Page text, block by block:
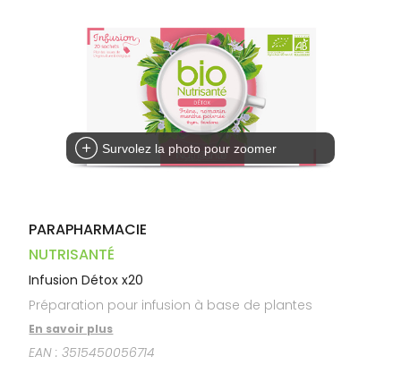
Corps
Homme
DE SANTÉ
Survolez la photo pour zoomer
PARAPHARMACIE
NUTRISANTÉ
Infusion Détox x20
Préparation pour infusion à base de plantes
En savoir plus
EAN :3515450056714